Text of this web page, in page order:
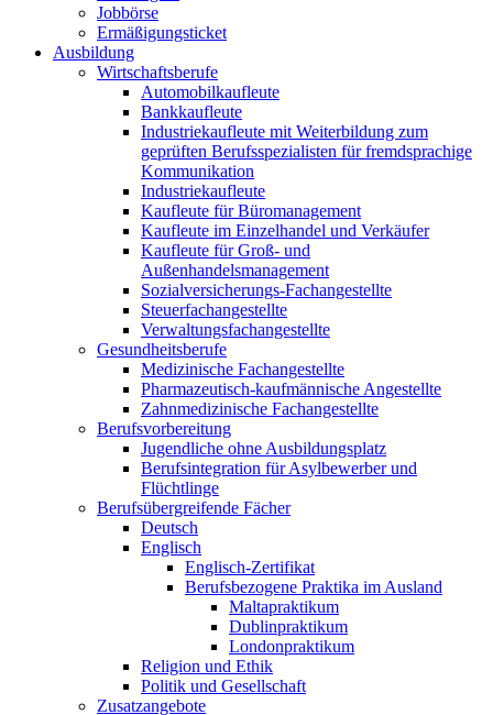
Jobbörse
Ermäßigungsticket
Ausbildung
Wirtschaftsberufe
Automobilkaufleute
Bankkaufleute
Industriekaufleute mit Weiterbildung zum
geprüften Berufsspezialisten für fremdsprachige
Kommunikation
Industriekaufleute
Kaufleute für Büromanagement
Kaufleute im Einzelhandel und Verkäufer
Kaufleute für Groß- und
Außenhandelsmanagement
Sozialversicherungs-Fachangestellte
Steuerfachangestellte
Verwaltungsfachangestellte
Gesundheitsberufe
Medizinische Fachangestellte
Pharmazeutisch-kaufmännische Angestellte
Zahnmedizinische Fachangestellte
Berufsvorbereitung
Jugendliche ohne Ausbildungsplatz
Berufsintegration für Asylbewerber und
Flüchtlinge
Berufsübergreifende Fächer
Deutsch
Englisch
Englisch-Zertifikat
Berufsbezogene Praktika im Ausland
Maltapraktikum
Dublinpraktikum
Londonpraktikum
Religion und Ethik
Politik und Gesellschaft
Zusatzangebote